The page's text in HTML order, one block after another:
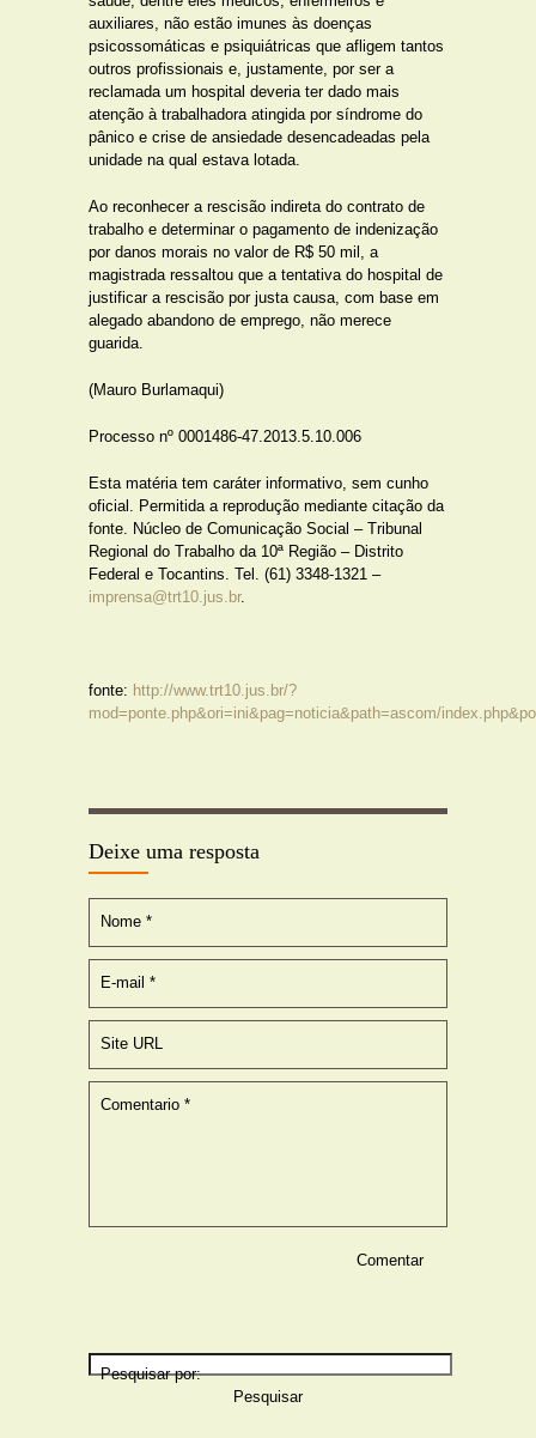
auxiliares, não estão imunes às doenças
psicossomáticas e psiquiátricas que afligem tantos
outros profissionais e, justamente, por ser a
reclamada um hospital deveria ter dado mais
atenção à trabalhadora atingida por síndrome do
pânico e crise de ansiedade desencadeadas pela
unidade na qual estava lotada.
Ao reconhecer a rescisão indireta do contrato de
trabalho e determinar o pagamento de indenização
por danos morais no valor de R$ 50 mil, a
magistrada ressaltou que a tentativa do hospital de
justificar a rescisão por justa causa, com base em
alegado abandono de emprego, não merece
guarida.
(Mauro Burlamaqui)
Processo nº 0001486-47.2013.5.10.006
Esta matéria tem caráter informativo, sem cunho
oficial. Permitida a reprodução mediante citação da
fonte. Núcleo de Comunicação Social – Tribunal
Regional do Trabalho da 10ª Região – Distrito
Federal e Tocantins. Tel. (61) 3348-1321 –
imprensa@trt10.jus.br.
fonte: http://www.trt10.jus.br/?
mod=ponte.php&ori=ini&pag=noticia&path=ascom/
Deixe uma resposta
Nome *
E-mail *
Site URL
Comentario *
Pesquisar por: